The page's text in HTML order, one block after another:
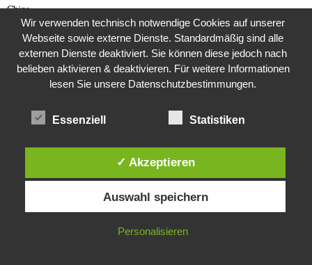
China
China Presse
Cold Case
Cold Case
Corona Kriminelle
Covid-19
Darknet Reporter
Der Darknetreporter
Diese Website verwendet Cookies. Durch die weitere Nutzung dieser
Website stimmst du der Verwendung von Cookies zu.
IN ORDNUNG
Wir verwenden technisch notwendige Cookies auf unserer
Webseite sowie externe Dienste. Standardmäßig sind alle
externen Dienste deaktiviert. Sie können diese jedoch nach
belieben aktivieren & deaktivieren. Für weitere Informationen
lesen Sie unsere Datenschutzbestimmungen.
Essenziell Statistiken
✓ Akzeptieren
Auswahl speichern
Personalisieren